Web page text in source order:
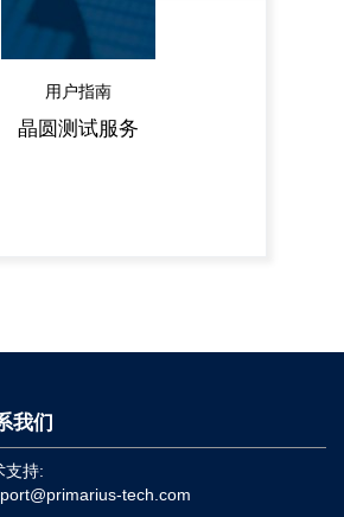
用户指南
晶圆测试服务
我们
支持:
tech.com